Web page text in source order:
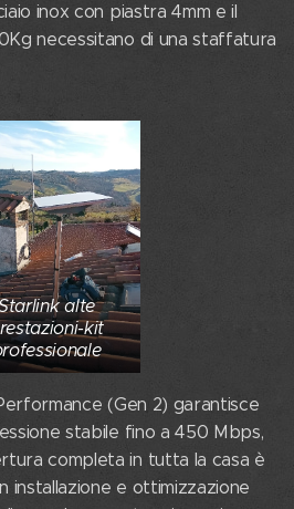
inox con piastra 4mm e il
necessitano di una staffatura
alte
kit
(Gen 2) garantisce
stabile fino a 450 Mbps,
completa in tutta la casa è
installazione e ottimizzazione